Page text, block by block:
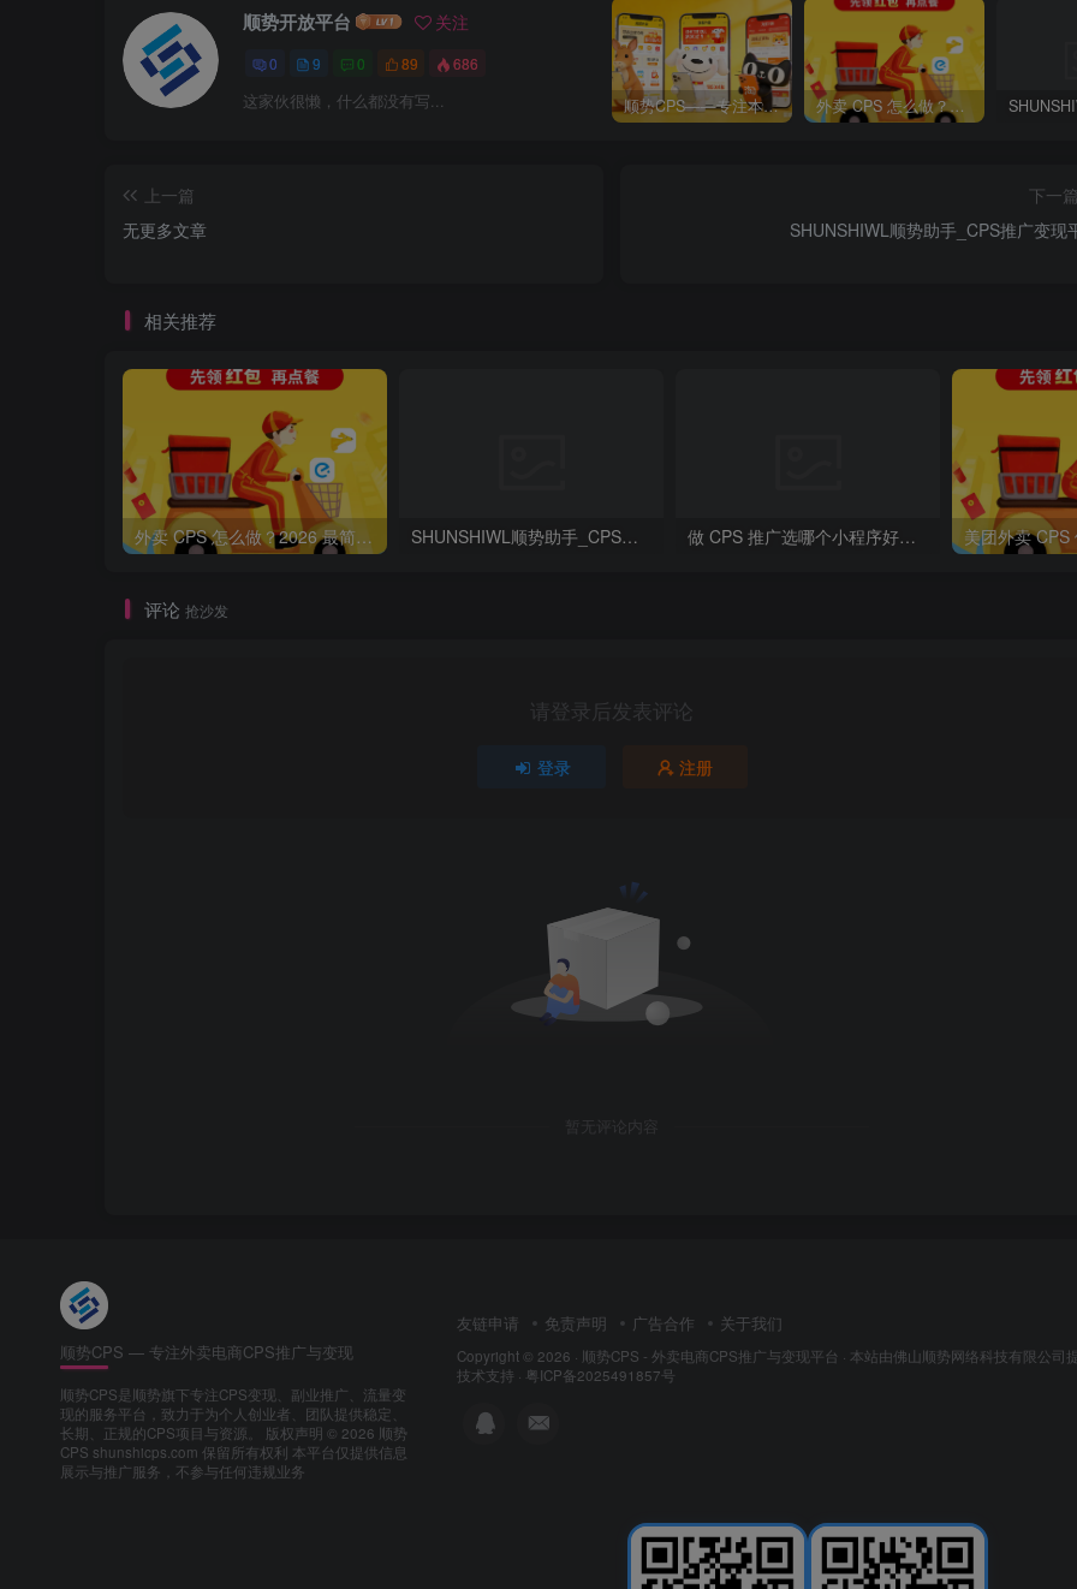
顺势开放平台 关注
0 9 0 89 686
这家伙很懒，什么都没有写... 顺势CPS——专注本地生活CPS变现，长期稳定副业项目 外卖 CPS 怎么做？2026 最简单零成本副业，每天半小时躺赚佣金
上一篇
无更多文章
下一
SHUNSHIWL顺势助手_CPS推广变现
相关推荐
外卖 CPS 怎么做？2026 最简单零成本副业，每天半小时躺赚佣金 SHUNSHIWL顺势助手_CPS推广变现平台 做 CPS 推广选哪个小程序好？SHUNSHIWL顺势助手好用吗？
评论 抢沙发
请登录后发表评论
登录 注册
暂无评论内容
顺势CPS — 专注外卖电商CPS推广与变现
顺势CPS是顺势旗下专注CPS变现、副业推广、流量变
现的服务平台，致力于为个人创业者、团队提供稳定、
长期、正规的CPS项目与资源。 版权声明 © 2026 顺势
CPS shunshicps.com 保留所有权利 本平台仅提供信息
展示与推广服务，不参与任何违规业务
友链申请 免责声明 广告合作 关于我们
Copyright © 2026 · 顺势CPS - 外卖电商CPS推广与变现平台 · 本站由佛山顺势网络科技有限公司
技术支持 · 粤ICP备2025491857号